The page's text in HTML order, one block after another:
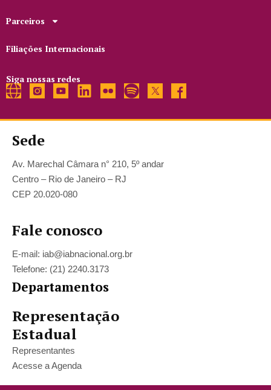
Parceiros
Filiações Internacionais
Siga nossas redes
Sede
Av. Marechal Câmara n° 210, 5º andar
Centro – Rio de Janeiro – RJ
CEP 20.020-080
Fale conosco
E-mail: iab@iabnacional.org.br
Telefone: (21) 2240.3173
Departamentos
Representação
Estadual
Representantes
Acesse a Agenda